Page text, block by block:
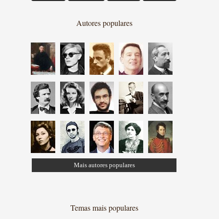
Autores populares
Mais autores populares
Temas mais populares